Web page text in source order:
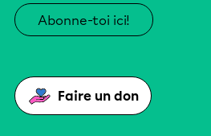
Abonne-toi ici!
Faire un don